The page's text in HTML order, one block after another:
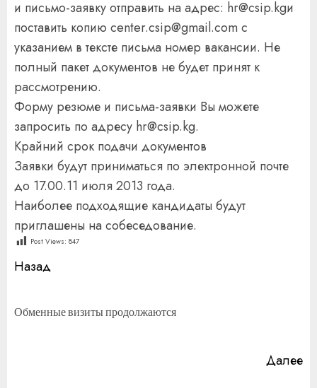
и письмо-заявку отправить на адрес: hr@csip.kgи
поставить копию center.csip@gmail.com с
указанием в тексте письма номер вакансии. Не
полный пакет документов не будет принят к
рассмотрению.
Форму резюме и письма-заявки Вы можете
запросить по адресу hr@csip.kg.
Крайний срок подачи документов
Заявки будут приниматься по электронной почте
до 17.00.11 июля 2013 года.
Наиболее подходящие кандидаты будут
приглашены на собеседование.
Post Views: 847
Продолжить
Назад
Обменные визиты продолжаются
Далее